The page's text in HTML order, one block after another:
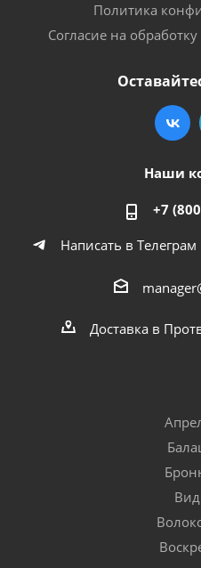
Политика
Согласие на
Наши
+7
Написать в Телеграм
Доставка в